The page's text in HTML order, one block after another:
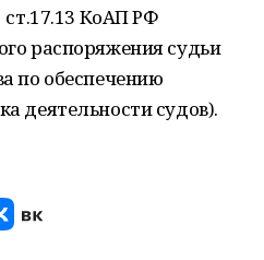
ст.17.13 КоАП РФ
распоряжения судьи
по обеспечению
деятельности судов).